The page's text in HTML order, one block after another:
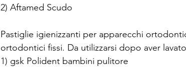
2) Aftamed Scudo
Pastiglie igienizzanti per apparecchi
ortodontici fissi. Da utilizzarsi dopo aver
1) gsk Polident bambini pulitore